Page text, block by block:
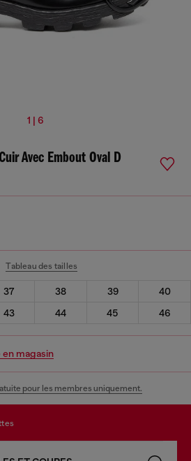
1 | 6
Avec Embout Oval D
Tableau des tailles
37 38 39
40
43 44 45 46
magasin
pour les membres uniquement.